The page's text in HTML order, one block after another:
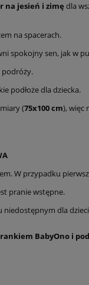
na jesień i zimę dla
na spacerach.
spokojny sen, jak w
podróży.
podłoże dla dziecka.
(75x100 cm), więc
W przypadku
pranie wstępne.
niedostępnym dla
BabyOno i